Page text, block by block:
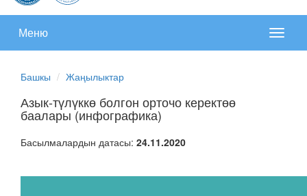
меню
Меню
Башкы Жаңылыктар
Азык-түлүккө болгон орточо керектөө
баалары (инфографика)
Басылмалардын датасы: 24.11.2020